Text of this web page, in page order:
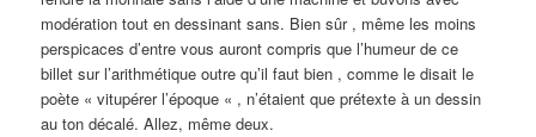
modération tout en dessinant sans. Bien sûr , même les moins
perspicaces d’entre vous auront compris que l’humeur de ce
billet sur l’arithmétique outre qu’il faut bien , comme le disait le
poète « vitupérer l’époque « , n’étaient que prétexte à un dessin
au ton décalé. Allez, même deux.